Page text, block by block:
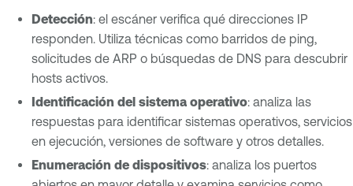
Detección: el escáner verifica qué direcciones IP
responden. Utiliza técnicas como barridos de ping,
solicitudes de ARP o búsquedas de DNS para descubrir
hosts activos.
Identificación del sistema operativo: analiza las
respuestas para identificar sistemas operativos, servicios
en ejecución, versiones de software y otros detalles.
Enumeración de dispositivos: analiza los puertos